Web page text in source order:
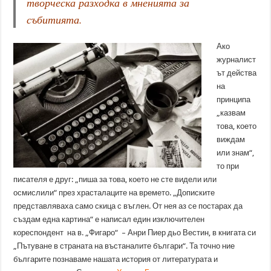
събитията.
Ако
журналист
ът действа
на
принципа
„казвам
това, което
виждам
или знам“,
то при
писателя е друг: „пиша за това, което не сте видели или
осмислили“ през храсталаците на времето. „Дописките
представляваха само скица с въглен. От нея аз се постарах да
създам една картина“ е написал един изключителен
кореспондент на в. „Фигаро“ – Анри Пиер дьо Вестин, в книгата си
„Пътуване в страната на въстаналите българи“. Та точно ние
българите познаваме нашата история от литературата и